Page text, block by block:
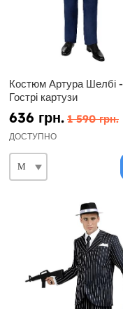
Костюм Артура Шелбі -
Гострі картузи
636 грн. 1 590 грн.
ДОСТУПНО